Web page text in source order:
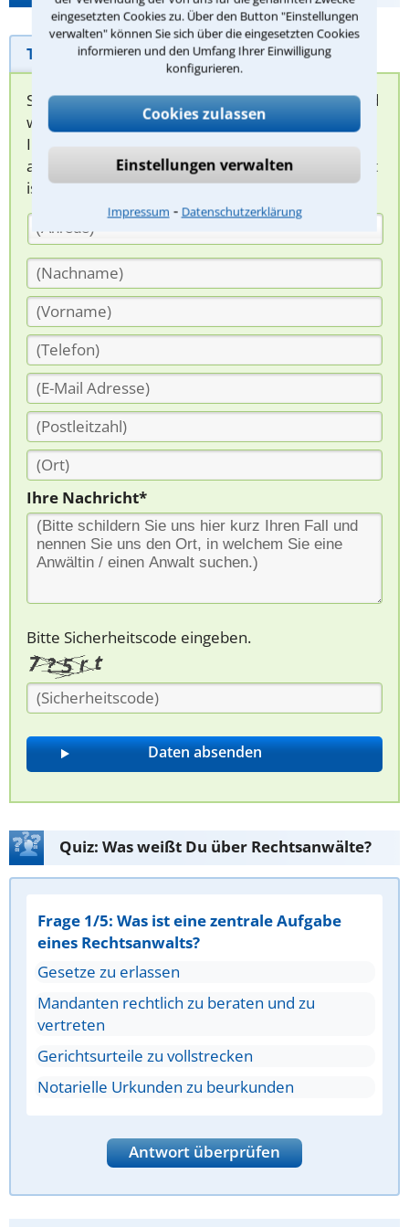
eingesetzten Cookies zu. Über den Button "Einstellungen
verwalten" können Sie sich über die eingesetzten Cookies
informieren und den Umfang Ihrer Einwilligung
konfigurieren.
Cookies zulassen
Einstellungen verwalten
Impressum ⁃ Datenschutzerklärung
Telefonhilfe Beratungsanfrage
Sie können hier Ihren Fall schildern. Anschließend
werden sich spezialisierte Rechtsanwälte bei
Ihnen melden, um das weitere Vorgehen
abzuklären. Die Rückmeldung durch einen Anwalt
ist für Sie kostenlos.
(Anrede)
Ihre Nachricht*
Bitte Sicherheitscode eingeben.
Quiz: Was weißt Du über Rechtsanwälte?
Frage 1/5: Was ist eine zentrale Aufgabe
eines Rechtsanwalts?
Gesetze zu erlassen
Mandanten rechtlich zu beraten und zu
vertreten
Gerichtsurteile zu vollstrecken
Notarielle Urkunden zu beurkunden
Antwort überprüfen